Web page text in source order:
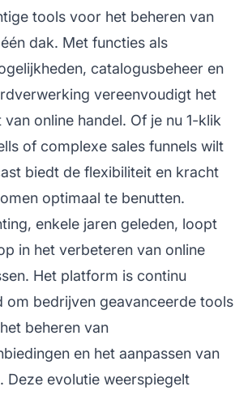
tools voor het beheren van
dak. Met functies als
catalogusbeheer en
vereenvoudigt het
online handel. Of je nu 1-klik
of complexe sales funnels wilt
biedt de flexibiliteit en kracht
optimaal te benutten.
enkele jaren geleden, loopt
in het verbeteren van online
Het platform is continu
om bedrijven geavanceerde tools
beheren van
en het aanpassen van
Deze evolutie weerspiegelt